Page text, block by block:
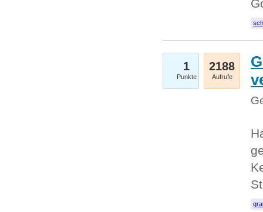
1
Punkte
2188
Aufrufe